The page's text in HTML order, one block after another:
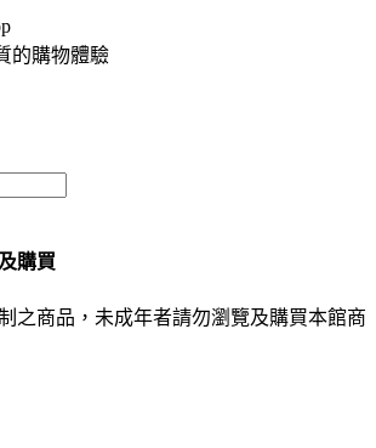
的購物體驗
購買
之商品，未成年者請勿瀏覽及購買本館商